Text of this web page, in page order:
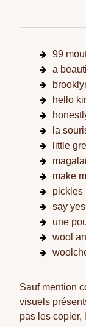
99
a
hello
la
little
make
pickles
say
une
wool
Sauf mention
visuels
pas les copier,